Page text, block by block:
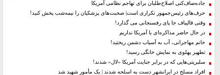
جاده‌صاف‌کنی اصلاح‌طلبان برای تهاجم نظامی آمریکا
حرف‌های رئیس‌جمهور تکراری است| صحبت‌های پزشکیان را نیمه‌شب پخش کنید!
وقتی قالیباف جا پای رفسنجانی می گذارد!
در حال حاضر مذاکره‌ای با آمریکا نداریم
خانم مهاجرانی، آب به آسیاب دشمن ریختید!
تطهیر پهلوی به نمایش خانگی رسید!
سلبریتی‌هایی که در برابر جنایت آمریکا «لال» شدند!
افراد مسلح در ایرانشهر دست به اسلحه شدند | یک مأمور شهید شد